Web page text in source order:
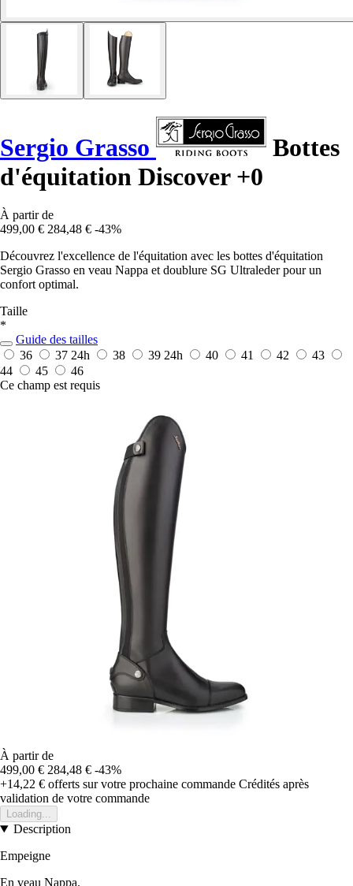
Sergio Grasso
Bottes
d'équitation Discover +0
À partir de
499,00 € 284,48 € -43%
Découvrez l'excellence de l'équitation avec les bottes d'équitation
Sergio Grasso en veau Nappa et doublure SG Ultraleder pour un
confort optimal.
Taille
*
Guide des tailles
36
37 24h 38 39 24h 40 41 42
43
44
45
46
Ce champ est requis
À partir de
499,00 € 284,48 € -43%
+14,22 € offerts sur votre prochaine commande Crédités après
validation de votre commande
Loading...
Description
Empeigne
En veau Nappa.